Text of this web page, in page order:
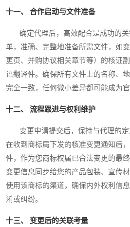
十一、 合作启动与文件准备
确定代理后，高效配合是成功的关
单，准确、完整地准备所需文件，如
更页、并购协议相关章节等）的核证
语翻译件。确保所有文件上的名称、
完全一致，任何微小差异都可能成为
十二、 流程跟进与权利维护
变更申请提交后，保持与代理的定
在收到商标局下发的核准变更通知后
件，作为您商标权属已合法变更的最
变更信息同步给您的产品包装、宣传
使用该商标的渠道，确保内外权利信
淆或纠纷。
十三、 变更后的关联考量